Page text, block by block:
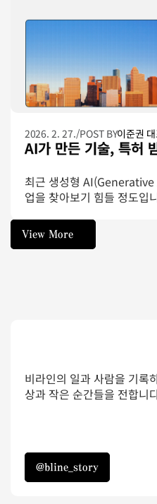
2026. 2. 27./POST BY이준권
AI가 만든 기술, 특허
최근 생성형
업을 찾아보기 힘들 정도입
를 넘어 연구개발(R&D)의
지만 여기서 중요한 법적 질
View More
View More
비라인의 일과 사람을 기록
상과 작은 순간들을 전합니
@bline_story
@bline_story